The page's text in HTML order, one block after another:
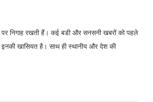
निगाह रखती हैं। कई बडी और सनसनी खबरों को पहले
इनकी खासियत है। साथ ही स्थानीय और देश की